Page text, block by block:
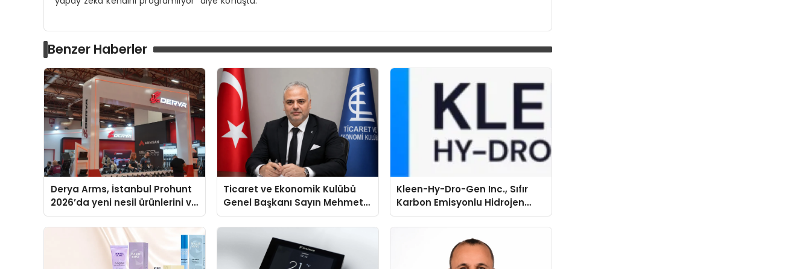
Benzer Haberler
Derya Arms, İstanbul Prohunt
2026’da yeni nesil ürünlerini ve
global marka vizyonunu
sergiledi
Ticaret ve Ekonomik Kulübü
Genel Başkanı Sayın Mehmet
Ulutaş, ekonomiye dair yaptığı
açıklamada şunları kaydetti:
Kleen-Hy-Dro-Gen Inc., Sıfır
Karbon Emisyonlu Hidrojen
Isıtma Teknolojisinde ISO ve
TSSA Düzenleyici Onaylarını